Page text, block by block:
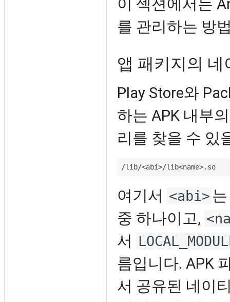
이 섹션에서는
를 관리하는 방
앱 패키지의 네
Play Store와
하는 APK 내부
리를 찾을 수 있
여기서 <abi>
중 하나이고,
서
름입니다. APK
서 공유된 네이